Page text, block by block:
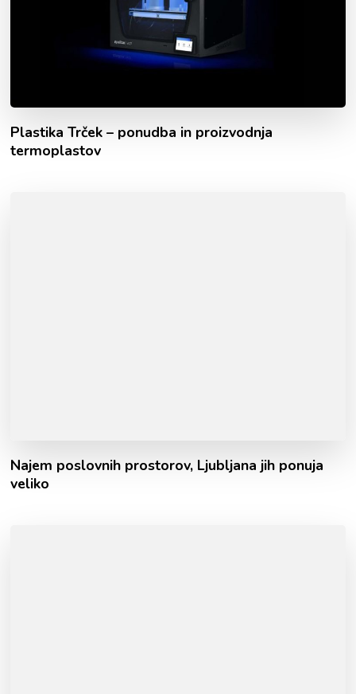
Plastika Trček – ponudba in proizvodnja
termoplastov
Najem poslovnih prostorov, Ljubljana jih ponuja
veliko